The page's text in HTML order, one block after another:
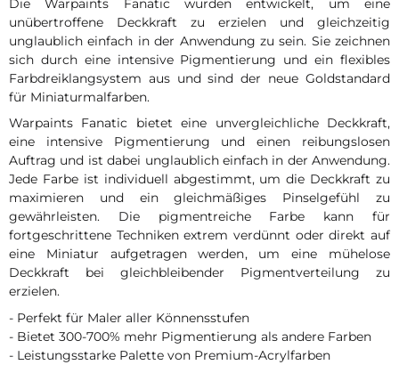
unübertroffene Deckkraft zu erzielen und gleichzeitig
unglaublich einfach in der Anwendung zu sein. Sie zeichnen
sich durch eine intensive Pigmentierung und ein flexibles
Farbdreiklangsystem aus und sind der neue Goldstandard
für Miniaturmalfarben.
Warpaints Fanatic bietet eine unvergleichliche Deckkraft,
eine intensive Pigmentierung und einen reibungslosen
Auftrag und ist dabei unglaublich einfach in der Anwendung.
Jede Farbe ist individuell abgestimmt, um die Deckkraft zu
maximieren und ein gleichmäßiges Pinselgefühl zu
gewährleisten. Die pigmentreiche Farbe kann für
fortgeschrittene Techniken extrem verdünnt oder direkt auf
eine Miniatur aufgetragen werden, um eine mühelose
Deckkraft bei gleichbleibender Pigmentverteilung zu
erzielen.
- Perfekt für Maler aller Könnensstufen
- Bietet 300-700% mehr Pigmentierung als andere Farben
- Leistungsstarke Palette von Premium-Acrylfarben